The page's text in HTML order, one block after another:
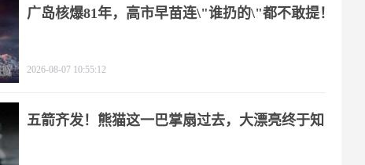
广岛核爆81年，高市早苗连\"谁扔的\"都不敢提！
2026-08-07 10:55:12
五箭齐发！熊猫这一巴掌扇过去，大漂亮终于知